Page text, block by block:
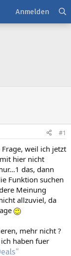
Anmelden
#1
weil ich jetzt
hier nicht
das, dann
Funktion suchen
Meinung
allzuviel, da
mehr nicht ?
haben fuer